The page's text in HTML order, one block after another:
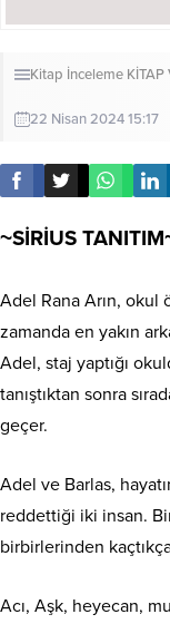
Kitap İnceleme KİTAP
22 Nisan 2024 15:17
~SİRİUS
Adel Rana Arın, okul
zamanda en yakın
Adel, staj yaptığı
tanıştıktan sonra
geçer.
Adel ve Barlas,
reddettiği iki insan.
birbirlerinden
Acı, Aşk, heyecan,